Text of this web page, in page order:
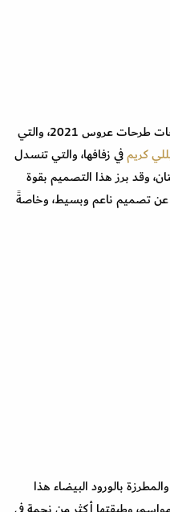
تعد الطرحة التول الطويلة من أبرز صيحات طرحات عروس 2021، والتي
كريمفي زفافها، والتي تنسدل
وقد برز هذا التصميم بقوة
عن تصميم ناعم وبسيط، وخاصةً
بالورود البيضاء هذا